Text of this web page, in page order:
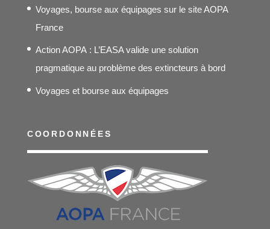
Voyages, bourse aux équipages sur le site AOPA
France
Action AOPA : L’EASA valide une solution
pragmatique au problème des extincteurs à bord
Voyages et bourse aux équipages
COORDONNÉES